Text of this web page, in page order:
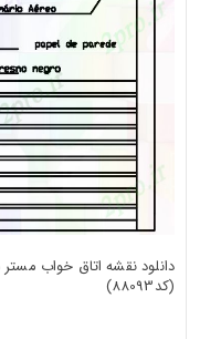
(کد88093)